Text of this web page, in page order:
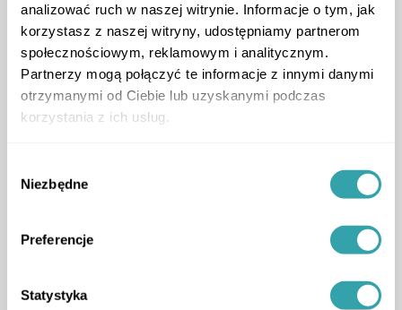
analizować ruch w naszej witrynie. Informacje o tym, jak
korzystasz z naszej witryny, udostępniamy partnerom
społecznościowym, reklamowym i analitycznym.
Partnerzy mogą połączyć te informacje z innymi danymi
otrzymanymi od Ciebie lub uzyskanymi podczas
korzystania z ich usług.
zgody
Niezbędne
Preferencje
Statystyka
Deweloperskie inspiracje
Nowe technologie w branży
nieruchomości
podcast,
ArrowRightLong